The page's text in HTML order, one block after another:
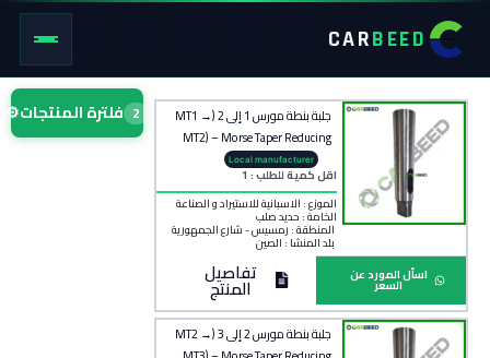
CARBEED
⚙فلترة المنتجات 2
جلبة بنطة مورس 1 إلى 2 (MT1 →
MT2) – Morse Taper Reducing
Sleeve MT1 to MT2
Local manufacturer
اقل كمية للطلب : 1
الموزع : الاسبانية للاستيراد و الصناعة
الخامة : حديد صلب
المنطقة : رمسيس - شارع الجمهورية
بلد المنشأ :الصين
اسأل المورد عن
السعر تفاصيل
المنتج
جلبة بنطة مورس 2 إلى 3 (MT2 →